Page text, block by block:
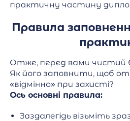
практичну частину
Правила
Отже, перед вами чистий
Як його заповнити, щоб
«відмінно» при захисті?
Ось основні правила:
Заздалегідь візьміть